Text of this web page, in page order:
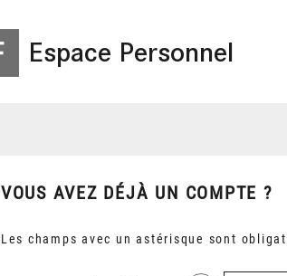
Espace Personnel
VOUS AVEZ DÉJÀ UN COMPTE ?
Les champs avec un astérisque sont